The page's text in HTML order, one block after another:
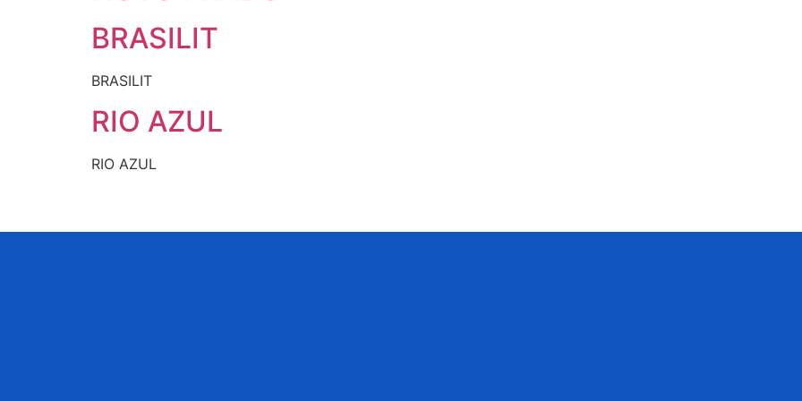
BRASILIT
BRASILIT
RIO AZUL
RIO AZUL